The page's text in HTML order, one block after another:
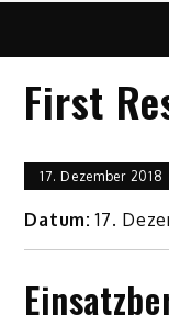
First
17. Dezember 2018
Datum: 17.